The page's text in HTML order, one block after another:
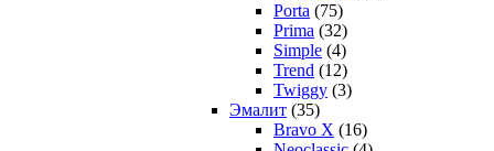
Porta (75)
Prima (32)
Simple (4)
Trend (12)
Twiggy (3)
Эмалит (35)
Bravo X (16)